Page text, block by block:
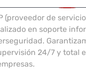
(proveedor de
en soporte
24/7 y total